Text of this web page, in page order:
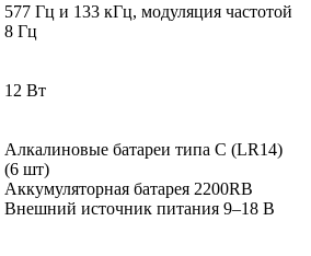
577 Гц и 133 кГц, модуляция частотой
8 Гц
12 Вт
Алкалиновые батареи типа С (LR14)
(6 шт)
Аккумуляторная батарея 2200RB
Внешний источник питания 9–18 В